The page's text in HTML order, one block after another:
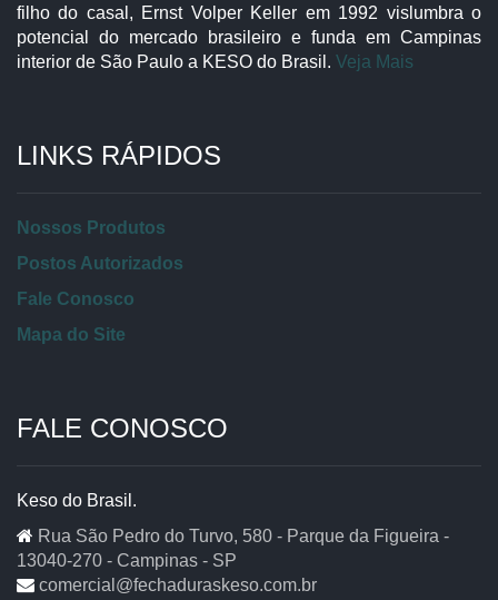
filho do casal, Ernst Volper Keller em 1992 vislumbra o
potencial do mercado brasileiro e funda em Campinas
interior de São Paulo a KESO do Brasil. Veja Mais
LINKS RÁPIDOS
Nossos Produtos
Postos Autorizados
Fale Conosco
Mapa do Site
FALE CONOSCO
Keso do Brasil.
Rua São Pedro do Turvo, 580 - Parque da Figueira -
13040-270 - Campinas - SP
comercial@fechaduraskeso.com.br